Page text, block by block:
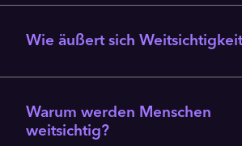
Wie äußert sich
Warum werden Menschen
weitsichtig?